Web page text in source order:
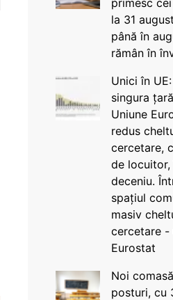
primesc
la 31
până în
rămân în
Unici în
singura
Uniune
redus
cercetare,
de
deceniu.
spațiul
masiv
cercetare -
Eurostat
Noi
posturi, cu